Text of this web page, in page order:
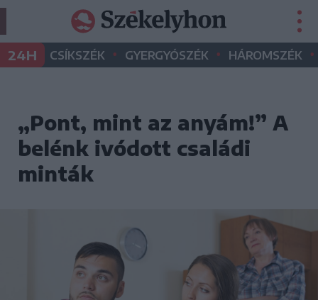
24H CSÍKSZÉK • GYERGYÓSZÉK • HÁROMSZÉK •
„Pont, mint az anyám!” A
belénk ivódott családi
minták